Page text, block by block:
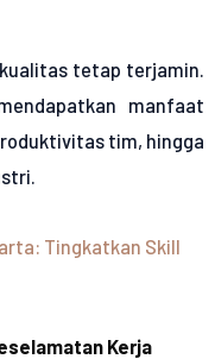
tetap terjamin.
manfaat
tim, hingga
Tingkatkan Skill
Kerja